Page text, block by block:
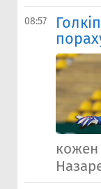
08:57
кожен